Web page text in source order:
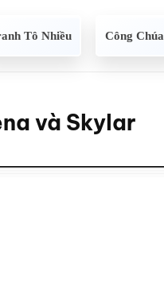
Tô Nhiều Công Chúa
và Skylar